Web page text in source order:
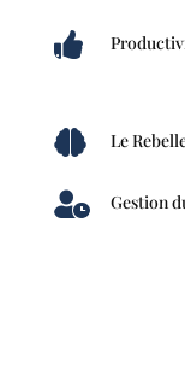

 Le
 Gestion